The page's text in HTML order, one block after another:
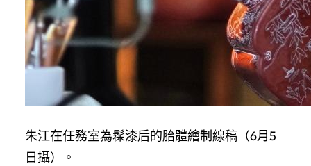
朱江在任務室為髹漆后的胎體繪制線稿（6月5
日攝）。